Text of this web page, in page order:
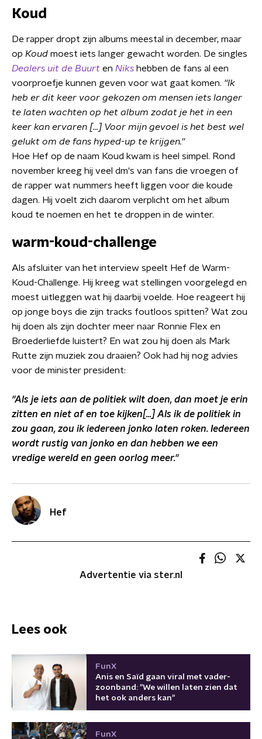
Koud
De rapper dropt zijn albums meestal in december, maar
op Koud moest iets langer gewacht worden. De singles
Dealers uit de Buurt en Niks hebben de fans al een
voorproefje kunnen geven voor wat gaat komen. ''Ik
heb er dit keer voor gekozen om mensen iets langer
te laten wachten op het album zodat je het in een
keer kan ervaren [...] Voor mijn gevoel is het best wel
gelukt om de fans hyped-up te krijgen.''
Hoe Hef op de naam Koud kwam is heel simpel. Rond
november kreeg hij veel dm's van fans die vroegen of
de rapper wat nummers heeft liggen voor die koude
dagen. Hij voelt zich daarom verplicht om het album
koud te noemen en het te droppen in de winter.
warm-koud-challenge
Als afsluiter van het interview speelt Hef de Warm-
Koud-Challenge. Hij kreeg wat stellingen voorgelegd en
moest uitleggen wat hij daarbij voelde. Hoe reageert hij
op jonge boys die zijn tracks foutloos spitten? Wat zou
hij doen als zijn dochter meer naar Ronnie Flex en
Broederliefde luistert? En wat zou hij doen als Mark
Rutte zijn muziek zou draaien? Ook had hij nog advies
voor de minister president:
''Als je iets aan de politiek wilt doen, dan moet je erin
zitten en niet af en toe kijken[...] Als ik de politiek in
zou gaan, zou ik iedereen jonko laten roken. Iedereen
wordt rustig van jonko en dan hebben we een
vredige wereld en geen oorlog meer.''
Hef
Advertentie via ster.nl
Lees ook
FunX
Anis en Saïd gaan viral met vader-
zoonband: "We willen laten zien dat
het ook anders kan"
FunX